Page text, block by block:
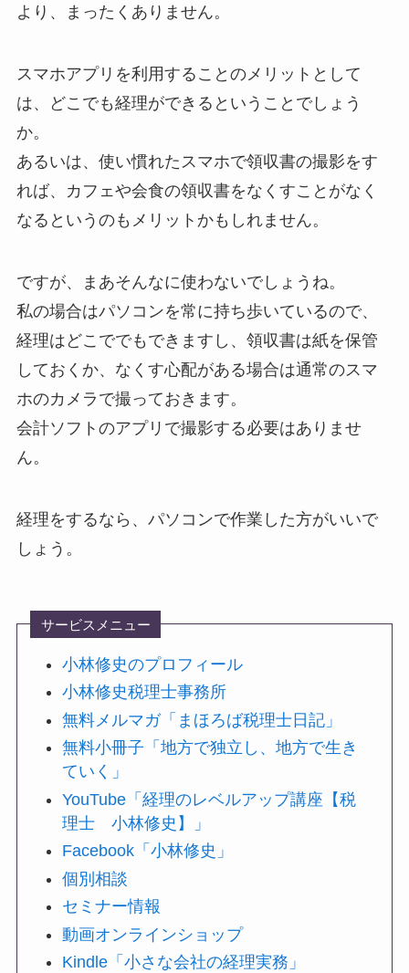
より、まったくありません。
スマホアプリを利用することのメリットとして
は、どこでも経理ができるということでしょう
か。
あるいは、使い慣れたスマホで領収書の撮影をす
れば、カフェや会食の領収書をなくすことがなく
なるというのもメリットかもしれません。
ですが、まあそんなに使わないでしょうね。
私の場合はパソコンを常に持ち歩いているので、
経理はどこででもできますし、領収書は紙を保管
しておくか、なくす心配がある場合は通常のスマ
ホのカメラで撮っておきます。
会計ソフトのアプリで撮影する必要はありませ
ん。
経理をするなら、パソコンで作業した方がいいで
しょう。
サービスメニュー
小林修史のプロフィール
小林修史税理士事務所
無料メルマガ「まほろば税理士日記」
無料小冊子「地方で独立し、地方で生き
ていく」
YouTube「経理のレベルアップ講座【税
理士 小林修史】」
Facebook「小林修史」
個別相談
セミナー情報
動画オンラインショップ
Kindle「小さな会社の経理実務」